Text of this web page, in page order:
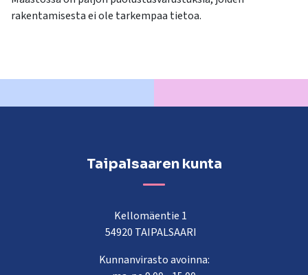
rakentamisesta ei ole tarkempaa tietoa.
Taipalsaaren kunta
Kellomäentie 1
54920 TAIPALSAARI
Kunnanvirasto avoinna: